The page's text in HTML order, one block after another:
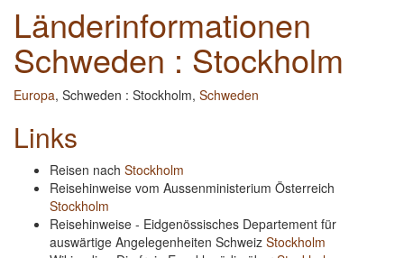
Länderinformationen
Schweden : Stockholm
Europa, Schweden : Stockholm, Schweden
Links
Reisen nach Stockholm
Reisehinweise vom Aussenministerium Österreich
Stockholm
Reisehinweise - Eidgenössisches Departement für
auswärtige Angelegenheiten Schweiz Stockholm